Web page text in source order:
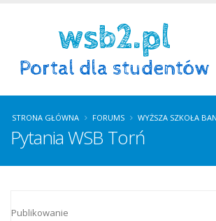
STRONA GŁÓWNA FORUMS WYŻSZA SZKOŁA
Pytania WSB Torń
Publikowanie